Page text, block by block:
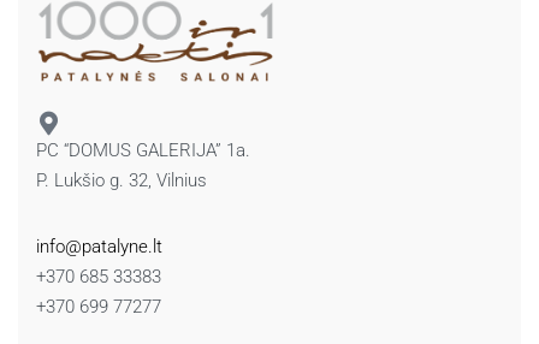
PC “DOMUS GALERIJA” 1a.
P. Lukšio g. 32, Vilnius
info@patalyne.lt
+370 685 33383
+370 699 77277